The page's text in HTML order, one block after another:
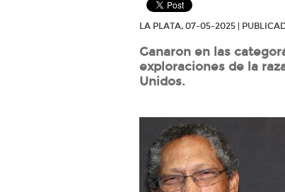
LA PLATA, 07-05-2025 |
Ganaron en las
exploraciones de la
Unidos.